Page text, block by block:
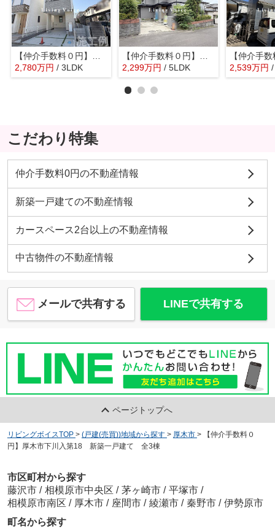
【仲介手数料０円】厚木市妻田北3丁目6期 新築一戸建て
2,780万円 / 3LDK
【仲介手数料０円】厚木市森の里1丁目 中古戸建
2,299万円 / 5LDK 2,539万円
こだわり特集
仲介手数料0円の不動産情報
新築一戸建ての不動産情報
カースペース2台以上の不動産情報
中古物件の不動産情報
メールで共有する LINEで共有する
ページトップへ
リビングボイスTOP > (戸建(売買))地域から探す > 厚木市 >
【仲介手数料０
円】厚木市下川入第18 新築一戸建て 全3棟
市区町村から探す
藤沢市 / 相模原市中央区 / 茅ヶ崎市 / 平塚市 /
相模原市南区 / 厚木市 / 座間市 / 綾瀬市 / 秦野市 / 伊勢原市
町名から探す